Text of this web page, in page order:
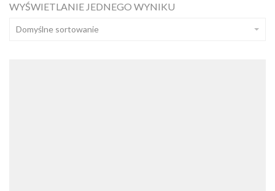
WYŚWIETLANIE JEDNEGO WYNIKU
Domyślne sortowanie